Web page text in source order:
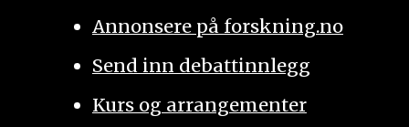
Annonsere på forskning.no
Send inn debattinnlegg
Kurs og arrangementer